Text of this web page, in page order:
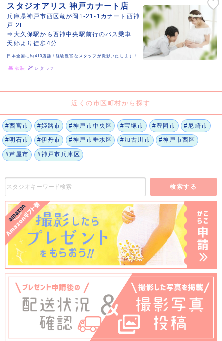
スタジオアリス 神戸カナート店
兵庫県神戸市西区竜が岡1-21-1カナート西神
戸 2F
⇒大久保駅から西神中央駅前行のバス乗車
天郷より徒歩4分
日本全国に約410店舗！経験豊富なスタッフが撮影いたします！
衣装 レタッチ
近くの市区町村から探す
#西宮市 #姫路市 #神戸市中央区 #宝塚市 #豊岡市 #尼崎市
#明石市 #伊丹市 #神戸市垂水区 #加古川市 #神戸市西区
#芦屋市 #神戸市兵庫区
検索する